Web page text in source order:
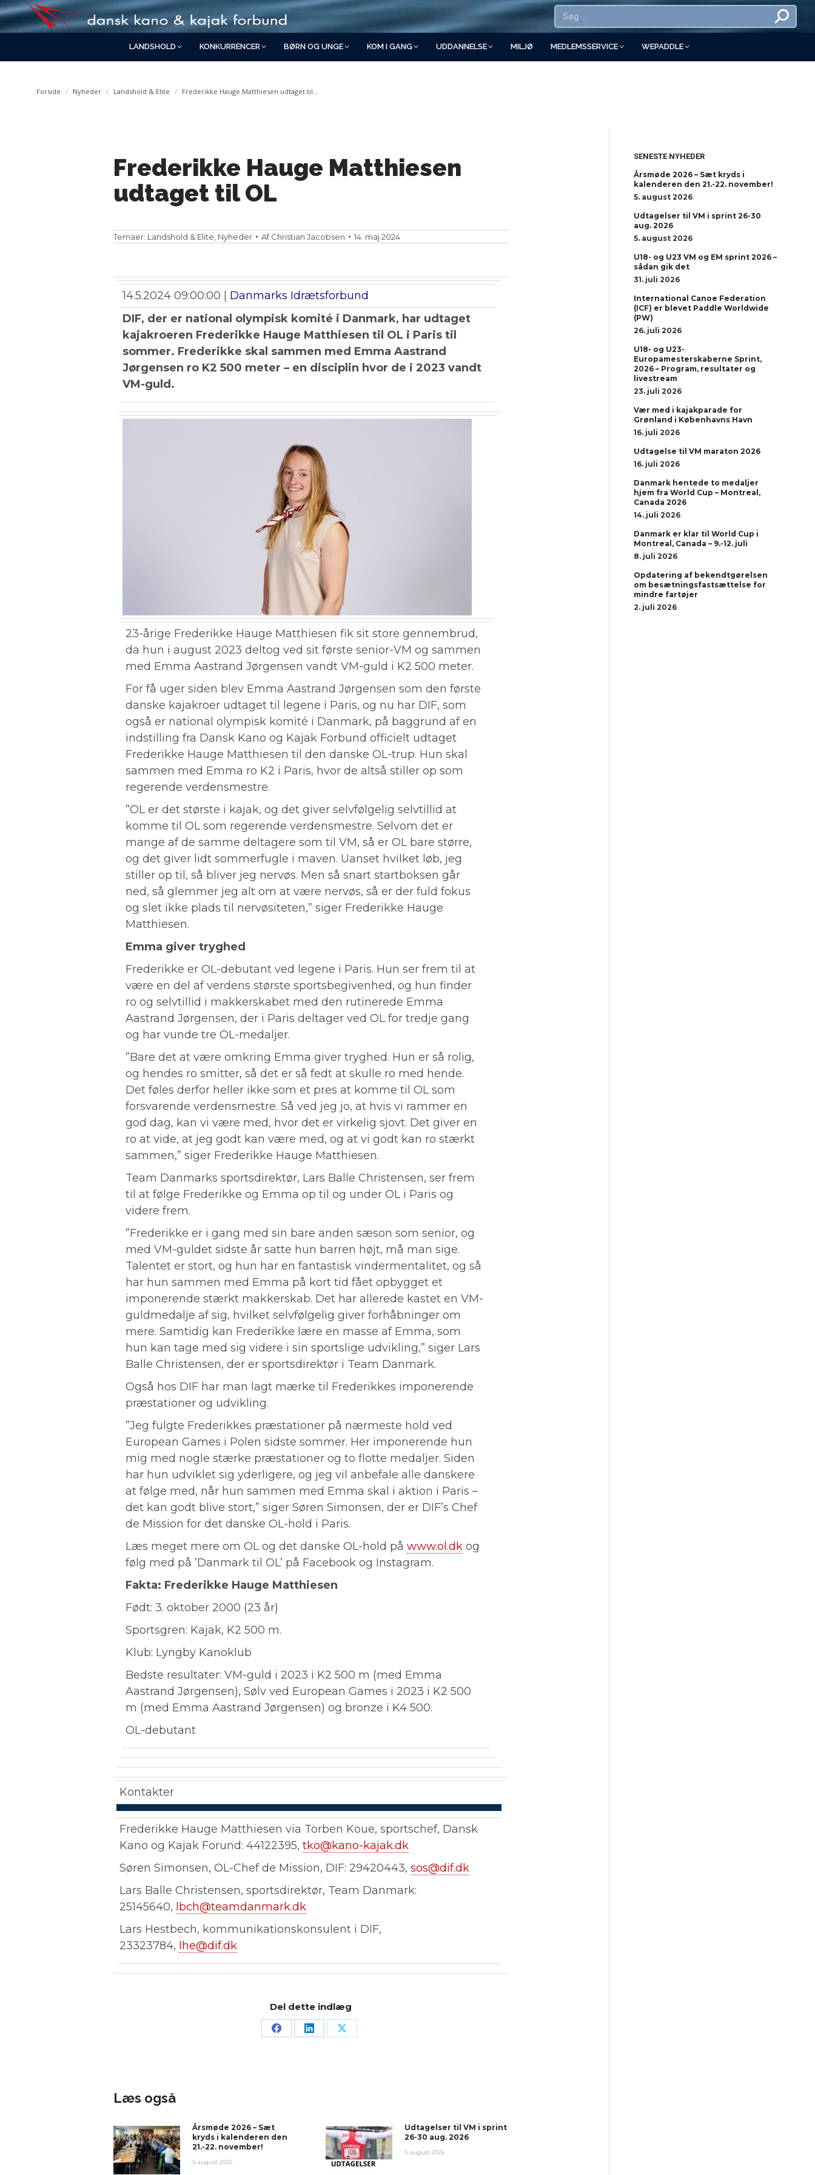
LANDSHOLD KONKURRENCER BØRN OG UNGE KOM I GANG UDDANNELSE MILJØ MEDLEMSSERVICE WEPADDLE
You are here:
Forside Nyheder Landshold & Elite Frederikke Hauge Matthiesen udtaget til…
Frederikke Hauge Matthiesen
udtaget til OL
Temaer: Landshold & Elite Nyheder AfChristian Jacobsen 14. maj 2024
14.5.2024 09:00:00 |
Danmarks Idrætsforbund
DIF, der er national olympisk komité i Danmark, har udtaget
kajakroeren Frederikke Hauge Matthiesen til OL i Paris til
sommer. Frederikke skal sammen med Emma Aastrand
Jørgensen ro K2 500 meter – en disciplin hvor de i 2023 vandt
VM-guld.
23-årige Frederikke Hauge Matthiesen fik sit store gennembrud,
da hun i august 2023 deltog ved sit første senior-VM og sammen
med Emma Aastrand Jørgensen vandt VM-guld i K2 500 meter.
For få uger siden blev Emma Aastrand Jørgensen som den første
danske kajakroer udtaget til legene i Paris, og nu har DIF, som
også er national olympisk komité i Danmark, på baggrund af en
indstilling fra Dansk Kano og Kajak Forbund officielt udtaget
Frederikke Hauge Matthiesen til den danske OL-trup. Hun skal
sammen med Emma ro K2 i Paris, hvor de altså stiller op som
regerende verdensmestre.
”OL er det største i kajak, og det giver selvfølgelig selvtillid at
komme til OL som regerende verdensmestre. Selvom det er
mange af de samme deltagere som til VM, så er OL bare større,
og det giver lidt sommerfugle i maven. Uanset hvilket løb, jeg
stiller op til, så bliver jeg nervøs. Men så snart startboksen går
ned, så glemmer jeg alt om at være nervøs, så er der fuld fokus
og slet ikke plads til nervøsiteten,” siger Frederikke Hauge
Matthiesen.
Emma giver tryghed
Frederikke er OL-debutant ved legene i Paris. Hun ser frem til at
være en del af verdens største sportsbegivenhed, og hun finder
ro og selvtillid i makkerskabet med den rutinerede Emma
Aastrand Jørgensen, der i Paris deltager ved OL for tredje gang
og har vunde tre OL-medaljer.
”Bare det at være omkring Emma giver tryghed. Hun er så rolig,
og hendes ro smitter, så det er så fedt at skulle ro med hende.
Det føles derfor heller ikke som et pres at komme til OL som
forsvarende verdensmestre. Så ved jeg jo, at hvis vi rammer en
god dag, kan vi være med, hvor det er virkelig sjovt. Det giver en
ro at vide, at jeg godt kan være med, og at vi godt kan ro stærkt
sammen,” siger Frederikke Hauge Matthiesen.
Team Danmarks sportsdirektør, Lars Balle Christensen, ser frem
til at følge Frederikke og Emma op til og under OL i Paris og
videre frem.
”Frederikke er i gang med sin bare anden sæson som senior, og
med VM-guldet sidste år satte hun barren højt, må man sige.
Talentet er stort, og hun har en fantastisk vindermentalitet, og så
har hun sammen med Emma på kort tid fået opbygget et
imponerende stærkt makkerskab. Det har allerede kastet en VM-
guldmedalje af sig, hvilket selvfølgelig giver forhåbninger om
mere. Samtidig kan Frederikke lære en masse af Emma, som
hun kan tage med sig videre i sin sportslige udvikling,” siger Lars
Balle Christensen, der er sportsdirektør i Team Danmark.
Også hos DIF har man lagt mærke til Frederikkes imponerende
præstationer og udvikling.
”Jeg fulgte Frederikkes præstationer på nærmeste hold ved
European Games i Polen sidste sommer. Her imponerende hun
mig med nogle stærke præstationer og to flotte medaljer. Siden
har hun udviklet sig yderligere, og jeg vil anbefale alle danskere
at følge med, når hun sammen med Emma skal i aktion i Paris –
det kan godt blive stort,” siger Søren Simonsen, der er DIF’s Chef
de Mission for det danske OL-hold i Paris.
Læs meget mere om OL og det danske OL-hold på www.ol.dk og
følg med på ’Danmark til OL’ på Facebook og Instagram.
Fakta: Frederikke Hauge Matthiesen
Født: 3. oktober 2000 (23 år)
Sportsgren: Kajak, K2 500 m.
Klub: Lyngby Kanoklub
Bedste resultater: VM-guld i 2023 i K2 500 m (med Emma
Aastrand Jørgensen), Sølv ved European Games i 2023 i K2 500
m (med Emma Aastrand Jørgensen) og bronze i K4 500.
OL-debutant
Kontakter
Frederikke Hauge Matthiesen via Torben Koue, sportschef, Dansk
Kano og Kajak Forund: 44122395, tko@kano-kajak.dk
Søren Simonsen, OL-Chef de Mission, DIF: 29420443, sos@dif.dk
Lars Balle Christensen, sportsdirektør, Team Danmark:
25145640, lbch@teamdanmark.dk
Lars Hestbech, kommunikationskonsulent i DIF,
23323784,
lhe@dif.dk
Del dette indlæg
Læs også
Årsmøde 2026 – Sæt
kryds i kalenderen den
21.-22. november!
5. august 2026
Udtagelser til VM i sprint
26-30 aug. 2026
5. august 2026
SENESTE NYHEDER
Årsmøde 2026 – Sæt kryds i
kalenderen den 21.-22. november!
5. august 2026
Udtagelser til VM i sprint 26-30
aug. 2026
5. august 2026
U18- og U23 VM og EM sprint 2026 –
sådan gik det
31. juli 2026
International Canoe Federation
(ICF) er blevet Paddle Worldwide
(PW)
26. juli 2026
U18- og U23-
Europamesterskaberne Sprint,
2026 – Program, resultater og
livestream
23. juli 2026
Vær med i kajakparade for
Grønland i Københavns Havn
16. juli 2026
Udtagelse til VM maraton 2026
16. juli 2026
Danmark hentede to medaljer
hjem fra World Cup – Montreal,
Canada 2026
14. juli 2026
Danmark er klar til World Cup i
Montreal, Canada – 9.-12. juli
8. juli 2026
Opdatering af bekendtgørelsen
om besætningsfastsættelse for
mindre fartøjer
2. juli 2026